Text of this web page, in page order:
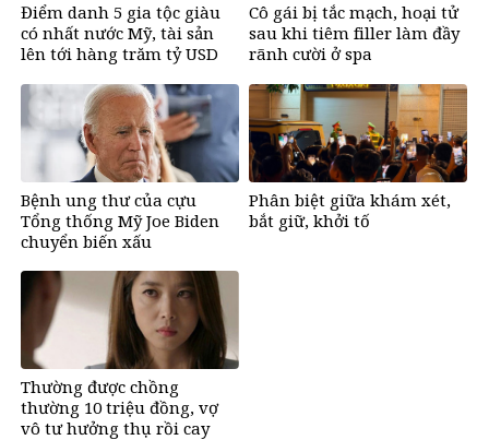
Điểm danh 5 gia tộc giàu
có nhất nước Mỹ, tài sản
lên tới hàng trăm tỷ USD
Cô gái bị tắc mạch, hoại tử
sau khi tiêm filler làm đầy
rãnh cười ở spa
Bệnh ung thư của cựu
Tổng thống Mỹ Joe Biden
chuyển biến xấu
Phân biệt giữa khám xét,
bắt giữ, khởi tố
Thường được chồng
thường 10 triệu đồng, vợ
vô tư hưởng thụ rồi cay